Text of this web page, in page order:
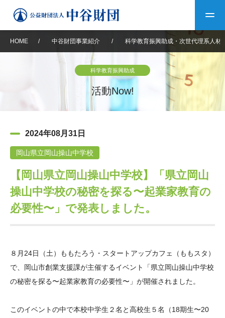
中谷財団について
設立趣意書
沿革 40年史デジタルブック
中谷財団40年史
40年史別冊
年報一覧 中谷財団レポート
中谷財団事業紹介
神戸賞 長期大型研究助成
研究助成 交流助成
ム
科学教育振興助成・
ログラム助成
中谷財団動画紹介
その他情報
その他情報
個人情報保護に関する
アクセス よくあるご質問
サイトマップ 中谷財団アーカイブ
お問い合わせ
日本語 English マイページ
HOME / 中谷財団事業紹介 / 科学教育振興助成・次世代理系人材
科学教育振興助成
活動Now!
2024年08月31日
岡山県立岡山操山中学校
【岡山県立岡山操山中学校】「県立岡山
操山中学校の秘密を探る〜起業家教育の
必要性〜」で発表しました。
８月24日（土）ももたろう・スタートアップカフェ（ももスタ）
で、岡山市創業支援課が主催するイベント「県立岡山操山中学校
の秘密を探る〜起業家教育の必要性〜」が開催されました。
このイベントの中で本校中学生２名と高校生５名（18期生〜20